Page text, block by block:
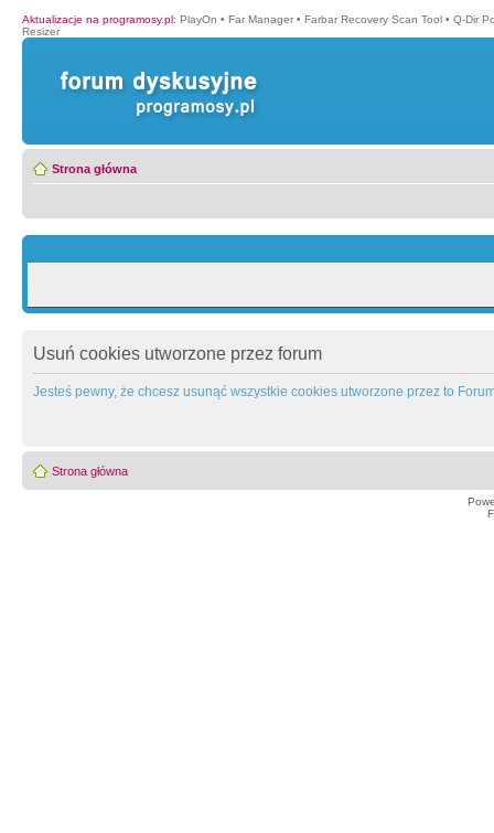
Aktualizacje na programosy.pl: PlayOn • Far Manager • Farbar Recovery Scan Tool • Q-Dir
Resizer
Strona główna
Usuń cookies utworzone przez forum
Jesteś pewny, że chcesz usunąć wszystkie cookies utworzone przez to
Strona główna